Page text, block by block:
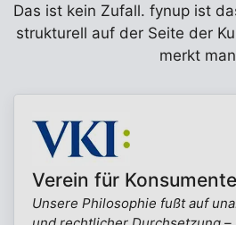
Das ist kein Zufall. fynup ist
strukturell auf der Seite der
merkt
Verein für
Unsere Philosophie fußt auf